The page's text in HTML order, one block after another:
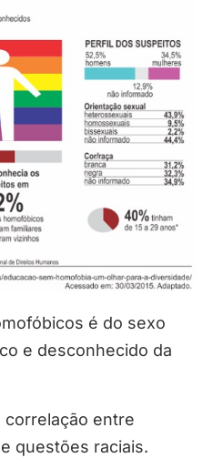
é do sexo
e desconhecido da
correlação entre
questões raciais.